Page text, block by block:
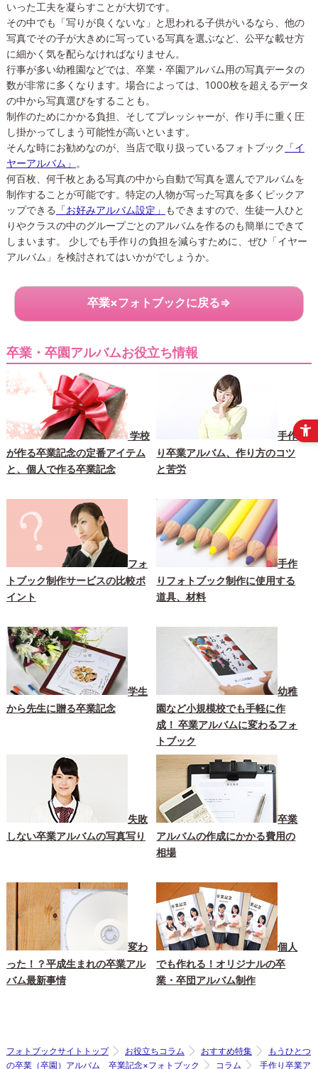
いった工夫を凝らすことが大切です。
その中でも「写りが良くないな」と思われる子供がいるなら、他の
写真でその子が大きめに写っている写真を選ぶなど、公平な載せ方
に細かく気を配らなければなりません。
行事が多い幼稚園などでは、卒業・卒園アルバム用の写真データの
数が非常に多くなります。場合によっては、1000枚を超えるデータ
の中から写真選びをすることも。
制作のためにかかる負担、そしてプレッシャーが、作り手に重く圧
し掛かってしまう可能性が高いといます。
そんな時にお勧めなのが、当店で取り扱っているフォトブック 「イ
ヤーアルバム」 。
何百枚、何千枚とある写真の中から自動で写真を選んでアルバムを
制作することが可能です。特定の人物が写った写真を多くピックア
ップできる 「お好みアルバム設定」 もできますので、生徒一人ひと
りやクラスの中のグループごとのアルバムを作るのも簡単にできて
しまいます。 少しでも手作りの負担を減らすために、ぜひ「イヤー
アルバム」を検討されてはいかがでしょうか。
卒業×フォトブックに戻る⇒
卒業・卒園アルバムお役立ち情報
学校
が作る卒業記念の定番アイテム
と、個人で作る卒業記念
手作
り卒業アルバム、作り方のコツ
と苦労
フォ
トブック制作サービスの比較ポ
イント
手作
りフォトブック制作に使用する
道具、材料
学生
から先生に贈る卒業記念
幼稚
園など小規模校でも手軽に作
成！ 卒業アルバムに変わるフォ
トブック
失敗
しない卒業アルバムの写真写り
卒業
アルバムの作成にかかる費用の
相場
変わ
った！？平成生まれの卒業アル
バム最新事情
個人
でも作れる！オリジナルの卒
業・卒団アルバム制作
フォトブックサイトトップ お役立ちコラム おすすめ特集
もうひとつ
の卒業（卒園）アルバム 卒業記念×フォトブック
コラム
手作り卒業ア